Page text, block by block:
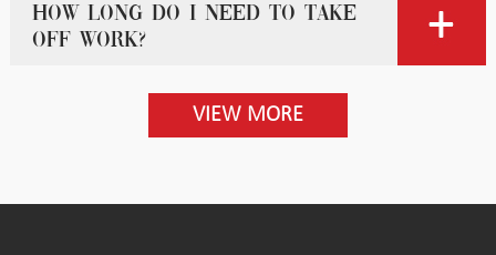
How long do I need to take
off work?
VIEW MORE